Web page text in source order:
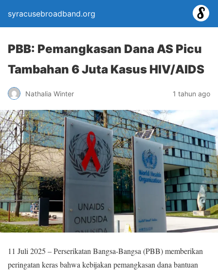
syracusebroadband.org
PBB: Pemangkasan Dana AS Picu
Tambahan 6 Juta Kasus HIV/AIDS
Nathalia Winter 1 tahun ago
11 Juli 2025 – Perserikatan Bangsa-Bangsa (PBB) memberikan
peringatan keras bahwa kebijakan pemangkasan dana bantuan